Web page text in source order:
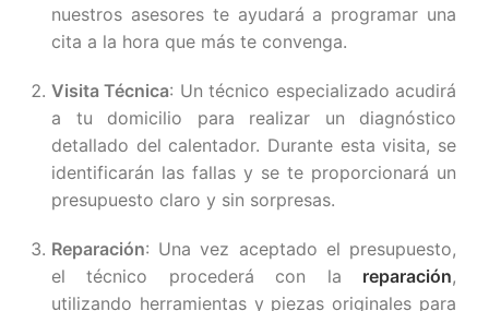
nuestros asesores te ayudará a programar una
cita a la hora que más te convenga.
Visita Técnica: Un técnico especializado acudirá
a tu domicilio para realizar un diagnóstico
detallado del calentador. Durante esta visita, se
identificarán las fallas y se te proporcionará un
presupuesto claro y sin sorpresas.
Reparación: Una vez aceptado el presupuesto,
el técnico procederá con la reparación,
utilizando herramientas y piezas originales para